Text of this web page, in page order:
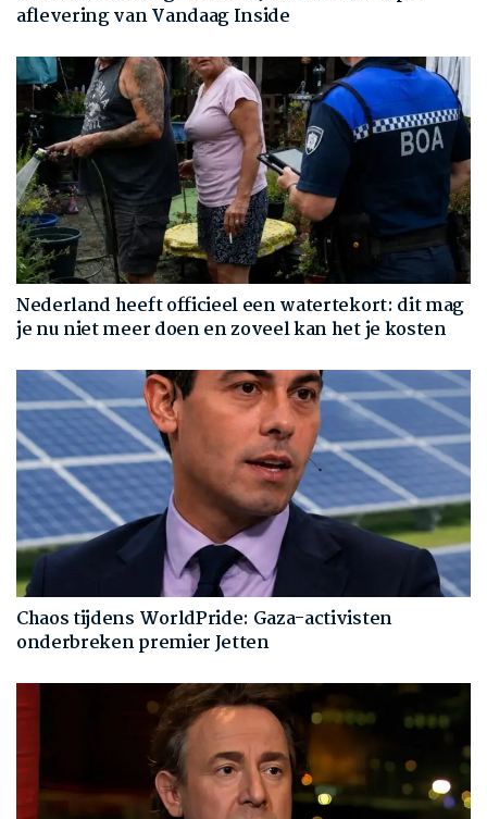
aflevering van Vandaag Inside
Nederland heeft officieel een watertekort: dit mag
je nu niet meer doen en zoveel kan het je kosten
Chaos tijdens WorldPride: Gaza-activisten
onderbreken premier Jetten